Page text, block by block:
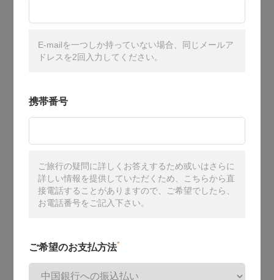
E-mailを一つしか持っていない場合、同じメールア
ドレスを2回入力してください。
携帯番号
ご旅行の疑問に詳しくお答えするため或いはさらに
詳しい情報を提供していただくため、こちらから直
接電話することがありますので、ご希望でしたら、
お電話番号をご記入下さい。
ご希望のお支払方法*